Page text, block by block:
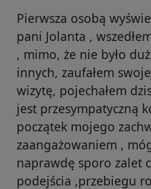
Pierwsza osobą
pani Jolanta ,
, mimo, że nie było
innych, zaufałem
wizytę, pojechałem
jest przesympatyczną
początek mojego
zaangażowaniem ,
naprawdę sporo zalet
podejścia ,przebiegu